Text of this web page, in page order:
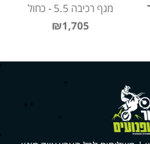
מגף רכיבה 5.5 - כחול
₪1,705